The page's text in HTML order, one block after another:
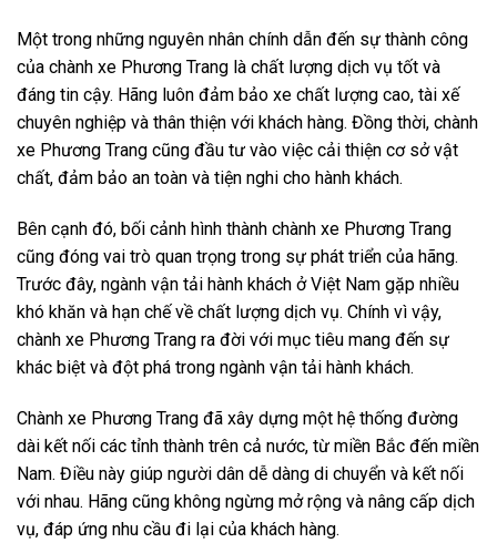
Một trong những nguyên nhân chính dẫn đến sự thành công
của chành xe Phương Trang là chất lượng dịch vụ tốt và
đáng tin cậy. Hãng luôn đảm bảo xe chất lượng cao, tài xế
chuyên nghiệp và thân thiện với khách hàng. Đồng thời, chành
xe Phương Trang cũng đầu tư vào việc cải thiện cơ sở vật
chất, đảm bảo an toàn và tiện nghi cho hành khách.
Bên cạnh đó, bối cảnh hình thành chành xe Phương Trang
cũng đóng vai trò quan trọng trong sự phát triển của hãng.
Trước đây, ngành vận tải hành khách ở Việt Nam gặp nhiều
khó khăn và hạn chế về chất lượng dịch vụ. Chính vì vậy,
chành xe Phương Trang ra đời với mục tiêu mang đến sự
khác biệt và đột phá trong ngành vận tải hành khách.
Chành xe Phương Trang đã xây dựng một hệ thống đường
dài kết nối các tỉnh thành trên cả nước, từ miền Bắc đến miền
Nam. Điều này giúp người dân dễ dàng di chuyển và kết nối
với nhau. Hãng cũng không ngừng mở rộng và nâng cấp dịch
vụ, đáp ứng nhu cầu đi lại của khách hàng.